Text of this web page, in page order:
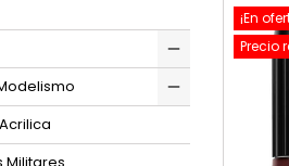
¡En
Precio